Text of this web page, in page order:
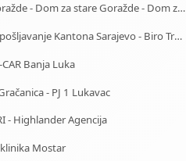
Starački dom Goražde - Dom za stare Goražde - Dom za stara lica Goražde
J.U. Služba za zapošljavanje Kantona Sarajevo - Biro Trnovo
CAR Banja Luka
- PJ 1 Lukavac
- Highlander Agencija
Mostar